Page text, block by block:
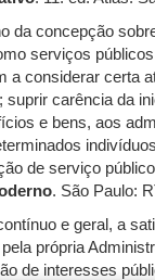
da concepção
serviços
a considerar certa
carência da
e bens, aos
de serviço
. São Paulo:
e geral, a
própria
de interesses